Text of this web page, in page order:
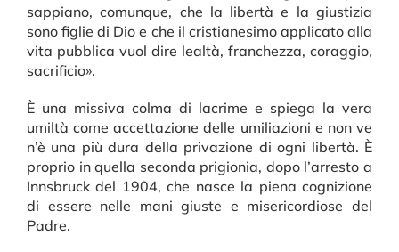
sappiano, comunque, che la libertà e la giustizia
sono figlie di Dio e che il cristianesimo applicato alla
vita pubblica vuol dire lealtà, franchezza, coraggio,
sacrificio».
È una missiva colma di lacrime e spiega la vera
umiltà come accettazione delle umiliazioni e non ve
n’è una più dura della privazione di ogni libertà. È
proprio in quella seconda prigionia, dopo l’arresto a
Innsbruck del 1904, che nasce la piena cognizione
di essere nelle mani giuste e misericordiose del
Padre.